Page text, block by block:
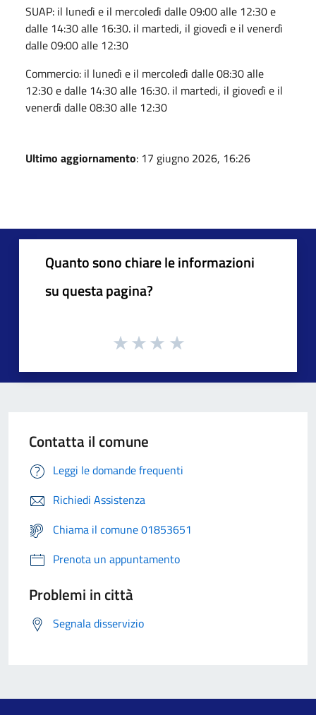
SUAP: il lunedì e il mercoledì dalle 09:00 alle 12:30 e
dalle 14:30 alle 16:30. il martedi, il giovedì e il venerdì
dalle 09:00 alle 12:30
Commercio: il lunedì e il mercoledì dalle 08:30 alle
12:30 e dalle 14:30 alle 16:30. il martedi, il giovedì e il
venerdì dalle 08:30 alle 12:30
Ultimo aggiornamento: 17 giugno 2026, 16:26
Quanto sono chiare le informazioni
su questa pagina?
Contatta il comune
Leggi le domande frequenti
Richiedi Assistenza
Chiama il comune 01853651
Prenota un appuntamento
Problemi in città
Segnala disservizio